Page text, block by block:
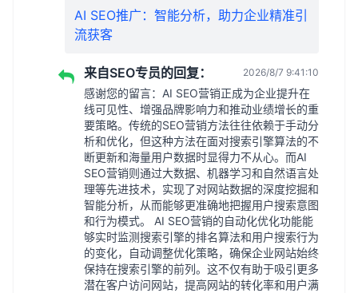
AI SEO推广：智能分析，助力企业精准引
流获客
来自SEO专员的回复： 2026/8/7 9:41:10
感谢您的留言：AI SEO营销正成为企业提升在
线可见性、增强品牌影响力和推动业绩增长的重
要策略。传统的SEO营销方法往往依赖于手动分
析和优化，但这种方法在面对搜索引擎算法的不
断更新和海量用户数据时显得力不从心。而AI
SEO营销则通过大数据、机器学习和自然语言处
理等先进技术，实现了对网站数据的深度挖掘和
智能分析，从而能够更准确地把握用户搜索意图
和行为模式。 AI SEO营销的自动化优化功能能
够实时监测搜索引擎的排名算法和用户搜索行为
的变化，自动调整优化策略，确保企业网站始终
保持在搜索引擎的前列。这不仅有助于吸引更多
潜在客户访问网站，提高网站的转化率和用户满